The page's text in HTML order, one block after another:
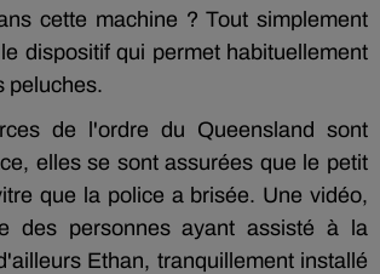
cette machine ? Tout simplement
dispositif qui permet habituellement
peluches.
de l'ordre du Queensland sont
elles se sont assurées que le petit
que la police a brisée. Une vidéo,
des personnes ayant assisté à la
Ethan, tranquillement installé